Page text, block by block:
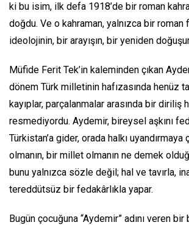
ki bu isim, ilk defa 1918’de bir roman
doğdu. Ve o kahraman, yalnızca bir roman
ideolojinin, bir arayışın, bir yeniden
Müfide Ferit Tek’in kaleminden çıkan
dönem Türk milletinin hafızasında henüz
kayıplar, parçalanmalar arasında bir diriliş
resmediyordu. Aydemir, bireysel aşkını
Türkistan’a gider, orada halkı uyandırmaya
olmanın, bir millet olmanın ne demek
bunu yalnızca sözle değil; hal ve tavırla,
tereddütsüz bir fedakârlıkla yapar.
Bugün çocuğuna “Aydemir” adını veren